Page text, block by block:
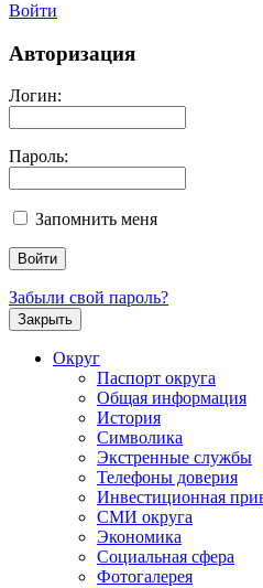
Войти
Авторизация
Логин:
Пароль:
Запомнить меня
Забыли свой пароль?
Закрыть
Округ
Паспорт округа
Общая информация
История
Символика
Экстренные службы
Телефоны доверия
Инвестиционная
СМИ округа
Экономика
Социальная сфера
Фотогалерея